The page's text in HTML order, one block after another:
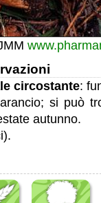
circostante:
si può
autunno.